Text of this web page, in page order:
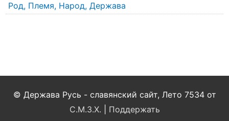
Род, Племя, Народ, Держава
© Держава Русь - славянский сайт, Лето 7534 от
С.М.З.Х.
Поддержать